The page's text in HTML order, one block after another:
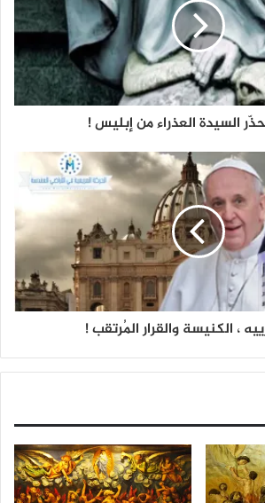
السيدة العذراء من إبليس !
، الكنيسة والقرار المُرتقب !